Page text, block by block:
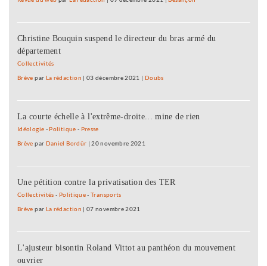
Christine Bouquin suspend le directeur du bras armé du
département
Collectivités
Brève par La rédaction |03 décembre 2021 Doubs
La courte échelle à l'extrême-droite... mine de rien
Idéologie - Politique - Presse
Brève par Daniel Bordür |20 novembre 2021
Une pétition contre la privatisation des TER
Collectivités - Politique-Transports
Brève par La rédaction |07 novembre 2021
L'ajusteur bisontin Roland Vittot au panthéon du mouvement
ouvrier